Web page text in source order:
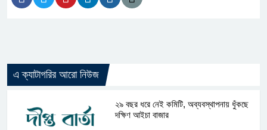
এ ক্যাটাগরির আরো নিউজ
২৯ বছর ধরে নেই কমিটি, অব্যবস্থাপনায় ধুঁকছে
দক্ষিণ আইচা বাজার